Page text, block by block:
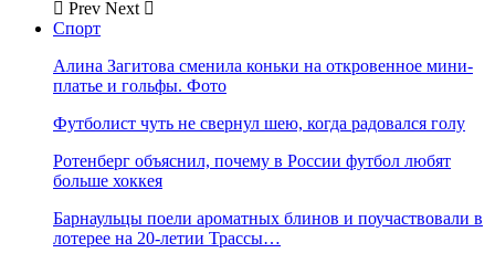
Prev Next
Спорт
Алина Загитова сменила коньки на откровенное мини-
платье и гольфы. Фото
Футболист чуть не свернул шею, когда радовался голу
Ротенберг объяснил, почему в России футбол любят
больше хоккея
Барнаульцы поели ароматных блинов и поучаствовали в
лотерее на 20-летии Трассы…